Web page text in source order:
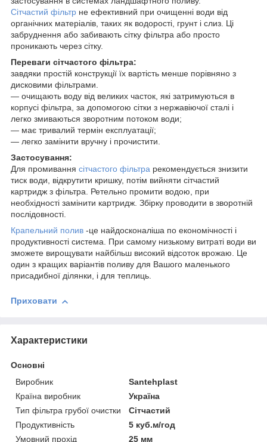
Сітчастий фільтр не ефективний при очищенні води від
органічних матеріалів, таких як водорості, грунт і слиз. Ці
забруднення або забивають сітку фільтра або просто
проникають через сітку.
Переваги сітчастого фільтра:
завдяки простій конструкції їх вартість менше порівняно з
дисковими фільтрами.
― очищають воду від великих часток, які затримуються в
корпусі фільтра, за допомогою сітки з нержавіючої сталі і
легко змиваються зворотним потоком води;
― має тривалий термін експлуатації;
― легко замінити вручну і прочистити.
Застосування:
Для промивання сітчастого фільтра рекомендується знизити
тиск води, відкрутити кришку, потім вийняти сітчастий
картридж з фільтра. Ретельно промити водою, при
необхідності замінити картридж. Збірку проводити в зворотній
послідовності.
Крапельний полив -це найдосконаліша по економічності і
продуктивності система. При самому низькому витраті води ви
зможете вирощувати найбільш високий відсоток врожаю. Це
один з кращих варіантів поливу для Вашого маленького
присадибної ділянки, і для теплиць.
Приховати
Характеристики
Основні
Виробник
Santehplast
Країна виробник
Україна
Тип фільтра грубої очистки
Сітчастий
Продуктивність
5 куб.м/год
Умовний прохід
25 мм